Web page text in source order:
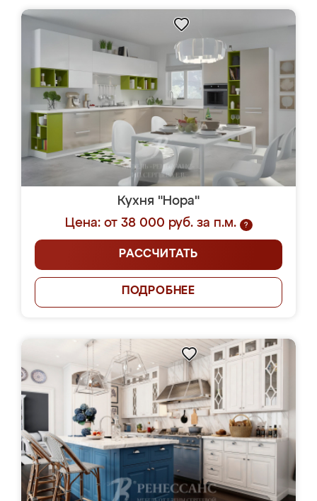
Кухня "Нора"
Цена: от 38 000 руб. за п.м.
?
РАССЧИТАТЬ
ПОДРОБНЕЕ